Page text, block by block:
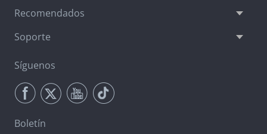
Recomendados
Soporte
Síguenos
Boletín